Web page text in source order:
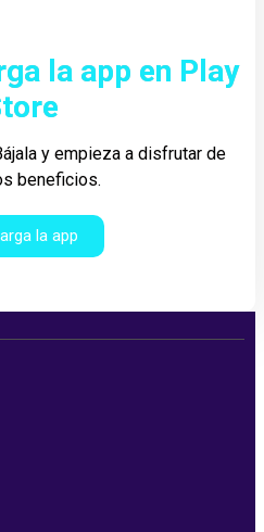
la app en Play
y empieza a disfrutar de
beneficios.
la app